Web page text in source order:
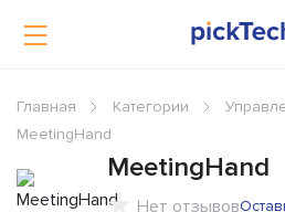
Главная Категории
MeetingHand
MeetingHand
Нет отзывов